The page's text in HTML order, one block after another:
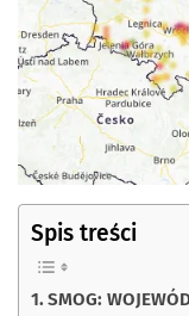
Spis treści
SMOG: